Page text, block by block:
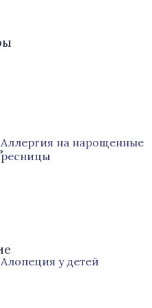
Аллергия на нарощенные
ресницы
Алопеция у детей